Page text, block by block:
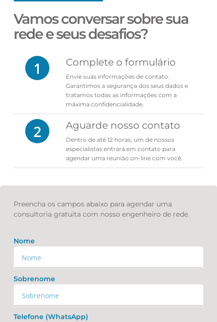
Preencha os campos abaixo para agendar uma
consultoria gratuita com nosso engenheiro de rede.
Nome
Sobrenome
Telefone (WhatsApp)
Vamos conversar sobre sua
rede e seus desafios?
1 Complete o formulário
Envie suas informações de contato.
Garantimos a segurança dos seus dados e
tratamos todas as informações com a
máxima confidencialidade.
2 Aguarde nosso contato
Dentro de até 12 horas, um de nossos
especialistas entrará em contato para
agendar uma reunião on-line com você.